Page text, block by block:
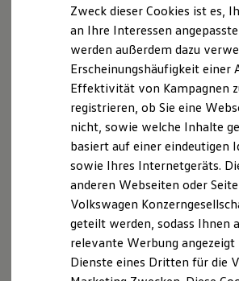
Laden
Laden unterwegs
Laden Zuhause
Ladezeitensimulator
Batterie
Sicherheit
Garantie und Lebensdauer
Nachhaltigkeit
Technologie
Kosten und Kauf
Verbrauchskosten
Kaufoptionen
E-Auto-Förderung
Software und Konnektivität
Die ID. Software 6
ID. Software Versionen
Digitale Extras
Schnittstellen zu Ihrem
Exterieur
Harmonisch aufeinander
beleuchtendem VolkswagenLogo
Frontstoßfängern weiß der Golf
überzeugen. Auch die neuen
Rückleuchten mit optionalen
Zweck dieser Cookies ist es,
an Ihre Interessen
werden außerdem dazu
Erscheinungshäufigkeit einer
Effektivität von Kampagnen
registrieren, ob Sie eine
nicht, sowie welche Inhalte
basiert auf einer eindeutigen
sowie Ihres Internetgeräts.
anderen Webseiten oder
Volkswagen
geteilt werden, sodass Ihnen
relevante Werbung
Dienste eines Dritten für die